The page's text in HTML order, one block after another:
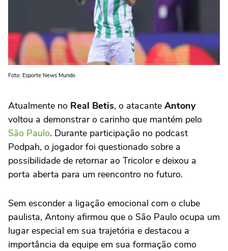
Foto: Esporte News Mundo
Atualmente no Real Betis, o atacante Antony
voltou a demonstrar o carinho que mantém pelo
São Paulo. Durante participação no podcast
Podpah, o jogador foi questionado sobre a
possibilidade de retornar ao Tricolor e deixou a
porta aberta para um reencontro no futuro.
Sem esconder a ligação emocional com o clube
paulista, Antony afirmou que o São Paulo ocupa um
lugar especial em sua trajetória e destacou a
importância da equipe em sua formação como